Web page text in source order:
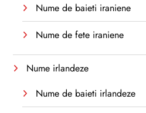
Nume de baieti iraniene
Nume de fete iraniene
Nume irlandeze
Nume de baieti irlandeze